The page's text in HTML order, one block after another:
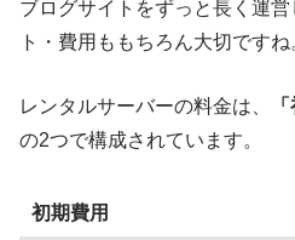
ブログサイトをずっと長く運
ト・費用ももちろん大切ですね
レンタルサーバーの料金は、
の2つで構成されています。
初期費用